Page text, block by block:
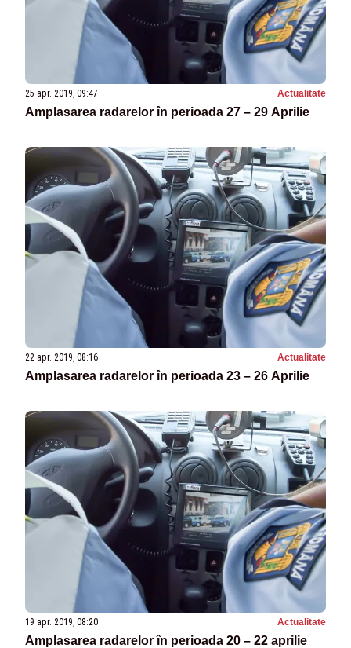
25 apr. 2019, 09:47 Actualitate
Amplasarea radarelor în perioada 27 – 29 Aprilie
22 apr. 2019, 08:16 Actualitate
Amplasarea radarelor în perioada 23 – 26 Aprilie
19 apr. 2019, 08:20 Actualitate
Amplasarea radarelor în perioada 20 – 22 aprilie